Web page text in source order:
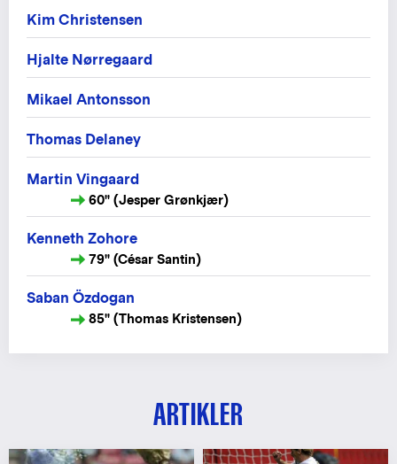
Kim Christensen
Hjalte Nørregaard
Mikael Antonsson
Thomas Delaney
Martin Vingaard
60" (Jesper Grønkjær)
Kenneth Zohore
79" (César Santin)
Saban Özdogan
85" (Thomas Kristensen)
ARTIKLER